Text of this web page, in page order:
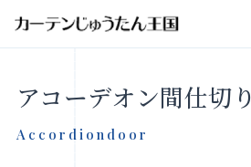
会社案内
アコーデオン間仕切り
Accordiondoor